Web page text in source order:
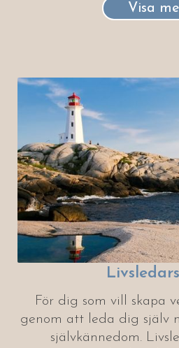
Visa
För dig som vill skapa
genom att leda dig själv
självkännedom.